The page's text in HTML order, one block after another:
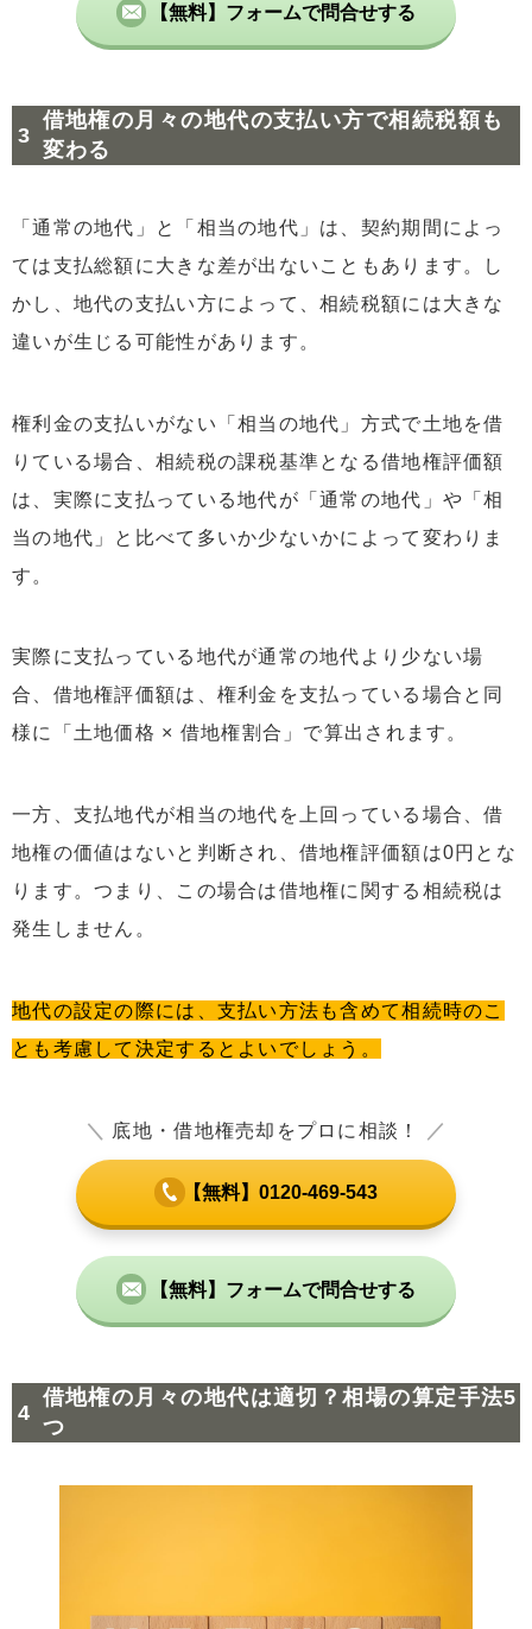
【無料】フォームで問合せする
借地権の月々の地代の支払い方で相続税額も
変わる
「通常の地代」と「相当の地代」は、契約期間によっ
ては支払総額に大きな差が出ないこともあります。し
かし、地代の支払い方によって、相続税額には大きな
違いが生じる可能性があります。
権利金の支払いがない「相当の地代」方式で土地を借
りている場合、相続税の課税基準となる借地権評価額
は、実際に支払っている地代が「通常の地代」や「相
当の地代」と比べて多いか少ないかによって変わりま
す。
実際に支払っている地代が通常の地代より少ない場
合、借地権評価額は、権利金を支払っている場合と同
様に「土地価格 × 借地権割合」で算出されます。
一方、支払地代が相当の地代を上回っている場合、借
地権の価値はないと判断され、借地権評価額は0円とな
ります。つまり、この場合は借地権に関する相続税は
発生しません。
地代の設定の際には、支払い方法も含めて相続時のこ
とも考慮して決定するとよいでしょう。
＼ 底地・借地権売却をプロに相談！ ／
【無料】0120-469-543
【無料】フォームで問合せする
借地権の月々の地代は適切？相場の算定手法5
つ